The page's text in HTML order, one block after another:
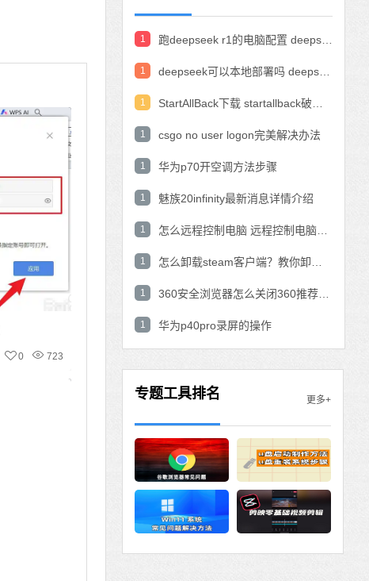
723
0
1
1
1
1 csgo no user logon完美解决办法
1 华为p70开空调方法步骤
1 魅族20infinity最新消息详情介绍
1
1
1
1 华为p40pro录屏的操作
专题工具排名 更多+